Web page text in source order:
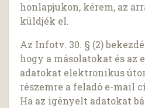
honlapjukon, kérem, az
küldjék el.
Az Infotv. 30. § (2)
hogy a másolatokat és az
adatokat elektronikus
részemre a feladó e-mail
Ha az igényelt adatokat